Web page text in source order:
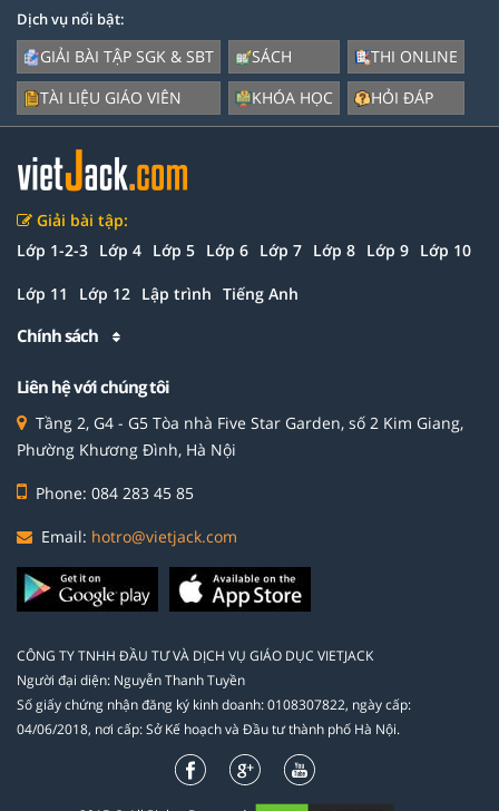
Dịch vụ nổi bật:
GIẢI BÀI TẬP SGK & SBT
TÀI LIỆU GIÁO VIÊN
SÁCH
KHÓA HỌC
THI ONLINE
HỎI ĐÁP
Giải bài tập:
Lớp 1-2-3 Lớp 4 Lớp 5 Lớp 6 Lớp 7 Lớp 8 Lớp 9 Lớp 10
Lớp 11 Lớp 12 Lập trình Tiếng Anh
Chính sách
Liên hệ với chúng tôi
Tầng 2, G4 - G5 Tòa nhà Five Star Garden, số 2 Kim Giang,
Phường Khương Đình, Hà Nội
Phone: 084 283 45 85
Email: hotro@vietjack.com
CÔNG TY TNHH ĐẦU TƯ VÀ DỊCH VỤ GIÁO DỤC VIETJACK
Người đại diện: Nguyễn Thanh Tuyền
Số giấy chứng nhận đăng ký kinh doanh: 0108307822, ngày cấp:
04/06/2018, nơi cấp: Sở Kế hoạch và Đầu tư thành phố Hà Nội.